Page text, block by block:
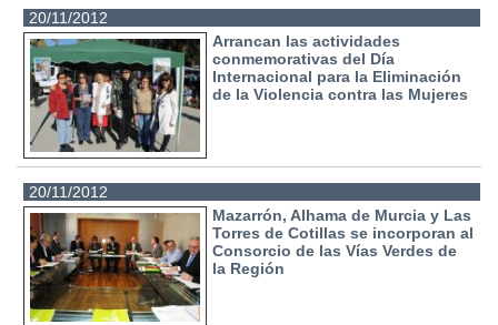
20/11/2012
Arrancan las actividades
conmemorativas del Día
Internacional para la Eliminación
de la Violencia contra las Mujeres
20/11/2012
Mazarrón, Alhama de Murcia y Las
Torres de Cotillas se incorporan al
Consorcio de las Vías Verdes de
la Región